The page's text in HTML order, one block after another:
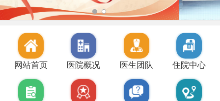
网站首页 医院概况 医生团队 住院中心